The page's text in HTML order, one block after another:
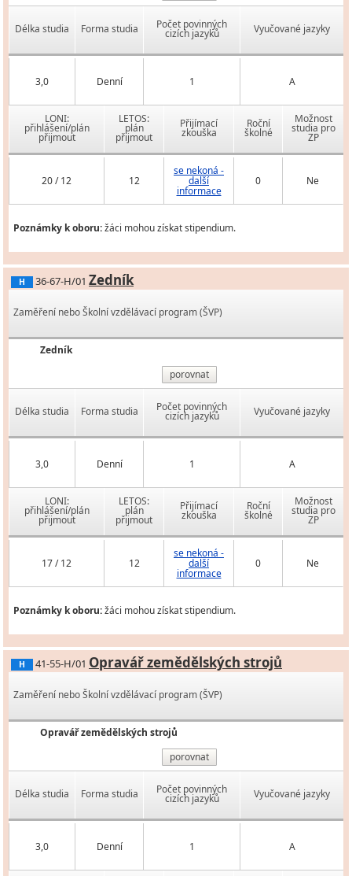
Délka studia Forma studia Počet povinných
cizích jazyků Vyučované jazyky
3,0 Denní 1 A
LONI:
přihlášení/plán
přijmout
LETOS:
plán
přijmout
Přijímací
zkouška
Roční
školné
Možnost
studia pro
ZP
20 / 12 12
se nekoná -
další
informace
0 Ne
Poznámky k oboru:žáci mohou získat stipendium.
H 36-67-H/01 Zedník
Zaměření nebo Školní vzdělávací program (ŠVP)
Zedník
porovnat
Délka studia Forma studia Počet povinných
cizích jazyků Vyučované jazyky
3,0 Denní 1 A
LONI:
přihlášení/plán
přijmout
LETOS:
plán
přijmout
Přijímací
zkouška
Roční
školné
Možnost
studia pro
ZP
17 / 12 12
se nekoná -
další
informace
0 Ne
Poznámky k oboru:žáci mohou získat stipendium.
H 41-55-H/01 Opravář zemědělských strojů
Zaměření nebo Školní vzdělávací program (ŠVP)
Opravář zemědělských strojů
porovnat
Délka studia Forma studia Počet povinných
cizích jazyků Vyučované jazyky
3,0 Denní 1 A